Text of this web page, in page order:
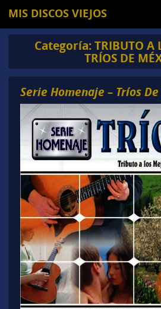
MIS DISCOS VIEJOS
Categoría:TRIBUTO A
TRÍOS DE
Serie Homenaje – Tríos